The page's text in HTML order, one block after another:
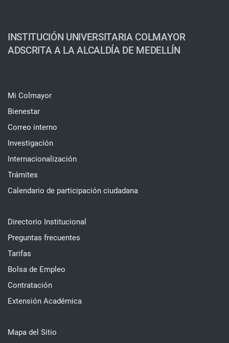
INSTITUCIÓN UNIVERSITARIA COLMAYOR
ADSCRITA A LA ALCALDÍA DE MEDELLÍN
Mi Colmayor
Bienestar
Correo interno
Investigación
Internacionalización
Trámites
Calendario de participación ciudadana
Directorio Institucional
Preguntas frecuentes
Tarifas
Bolsa de Empleo
Contratación
Extensión Académica
Mapa del Sitio